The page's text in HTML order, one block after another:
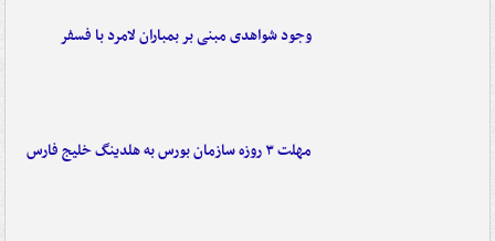
وجود شواهدی مبنی بر بمباران لامرد با فسفر
مهلت ۳ روزه سازمان بورس به هلدینگ خلیج فارس